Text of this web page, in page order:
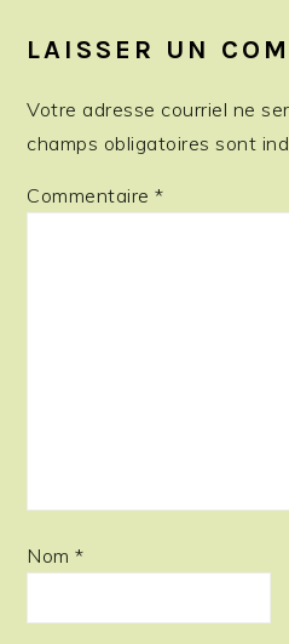
INTERACTIONS
LAISSER UN
Votre adresse courriel ne
champs obligatoires sont
Commentaire*
Nom*